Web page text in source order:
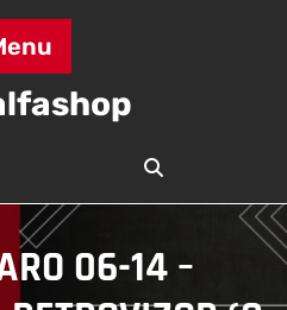
06-14 –